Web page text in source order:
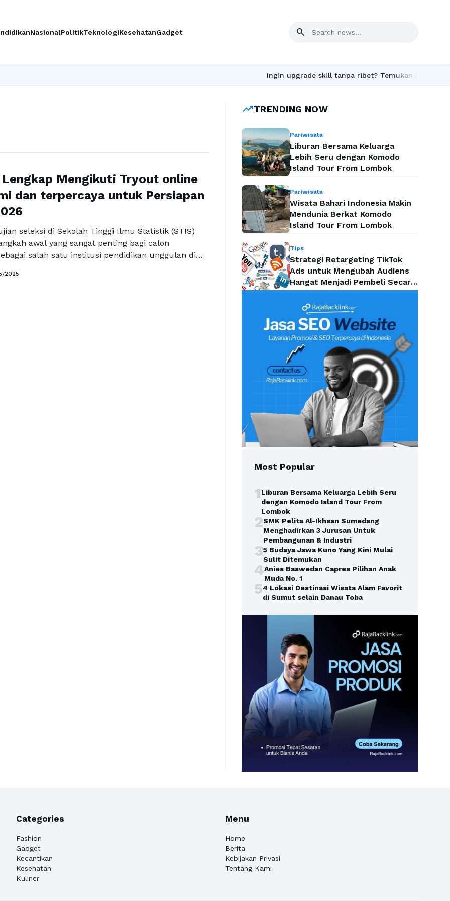
NasionalPolitikTeknologiKesehatanGadget search
Ingin upgrade skill tanpa ribet? Temukan kelas seru dan
Lengkap Mengikuti Tryout online
dan terpercaya untuk Persiapan
seleksi di Sekolah Tinggi Ilmu Statistik (STIS)
awal yang sangat penting bagi calon
salah satu institusi pendidikan unggulan di
statistik dan data. Untuk mempersiapkan diri
2025
trending_upTRENDING NOW
Pariwisata
Liburan Bersama Keluarga
Lebih Seru dengan Komodo
Island Tour From Lombok
Pariwisata
Wisata Bahari Indonesia Makin
Mendunia Berkat Komodo
Island Tour From Lombok
Tips
Strategi Retargeting TikTok
Ads untuk Mengubah Audiens
Hangat Menjadi Pembeli Secara
Efektif
Most Popular
1Liburan Bersama Keluarga Lebih Seru
dengan Komodo Island Tour From
Lombok
2SMK Pelita Al-Ikhsan Sumedang
Menghadirkan 3 Jurusan Untuk
Pembangunan & Industri
35 Budaya Jawa Kuno Yang Kini Mulai
Sulit Ditemukan
4Anies Baswedan Capres Pilihan Anak
Muda No. 1
54 Lokasi Destinasi Wisata Alam Favorit
di Sumut selain Danau Toba
Categories
Fashion
Gadget
Kecantikan
Kesehatan
Kuliner
Menu
Home
Berita
Kebijakan Privasi
Tentang Kami